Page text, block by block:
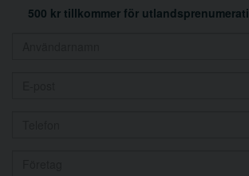
500 kr tillkommer för